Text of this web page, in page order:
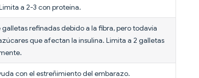
a 2-3 con proteína.
refinadas debido a la fibra, pero todavía
que afectan la insulina. Limita a 2 galletas
con el estreñimiento del embarazo.